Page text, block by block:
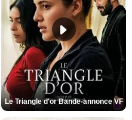
Le Triangle d'or Bande-annonce VF